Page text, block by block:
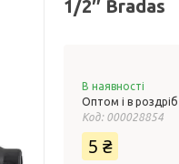
1/2″ Bradas
В наявності
Оптом і в роздріб
Код: 000028854
5 ₴